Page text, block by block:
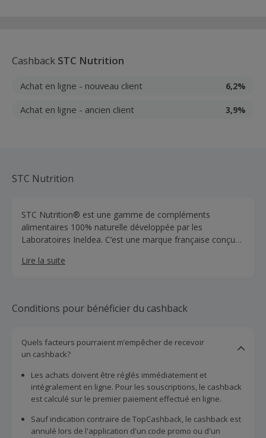
Cashback STC Nutrition
Achat en ligne - nouveau client 6,2%
Achat en ligne - ancien client 3,9%
STC Nutrition
STC Nutrition® est une gamme de compléments
alimentaires 100% naturelle développée par les
Laboratoires Ineldea. C’est une marque française conçue
prendre le contrôle de leur corps et/ou de leur ligne. Les
produits STC Nutrition sont reconnus pour aider les
personnes à atteindre leurs objectifs : perte de poids,
performance.
Lire la suite
Conditions pour bénéficier du cashback
Quels facteurs pourraient m’empêcher de recevoir
un cashback?
Les achats doivent être réglés immédiatement et
intégralement en ligne. Pour les souscriptions, le cashback
est calculé sur le premier paiement effectué en ligne.
Sauf indication contraire de TopCashback, le cashback est
annulé lors de l'application d'un code promo ou d'un